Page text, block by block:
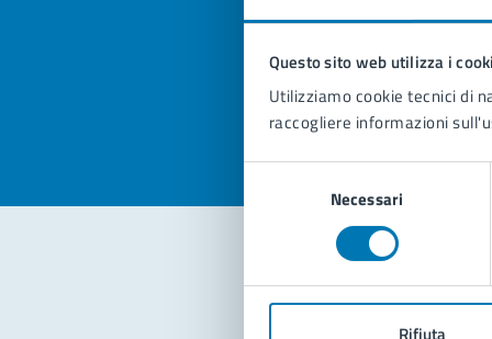
Questo sito web utilizza i
Utilizziamo cookie tecnici di
raccogliere informazioni
del
Necessari
Valuta la